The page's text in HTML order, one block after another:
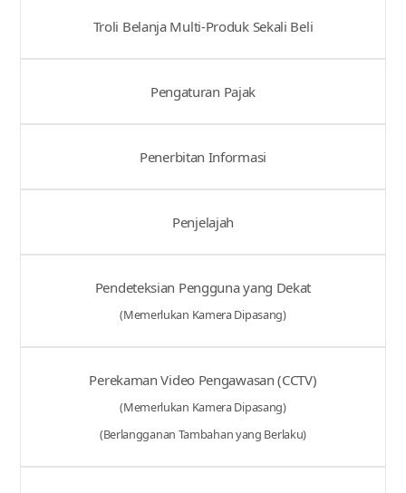
Troli Belanja Multi-Produk Sekali Beli
Pengaturan Pajak
Penerbitan Informasi
Penjelajah
Pendeteksian Pengguna yang Dekat
(Memerlukan Kamera Dipasang)
Perekaman Video Pengawasan (CCTV)
(Memerlukan Kamera Dipasang)
(Berlangganan Tambahan yang Berlaku)